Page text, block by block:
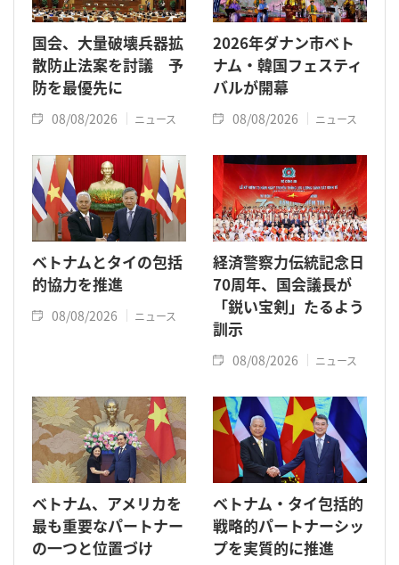
国会、大量破壊兵器拡
散防止法案を討議 予
防を最優先に
08/08/2026 ニュース
2026年ダナン市ベト
ナム・韓国フェスティ
バルが開幕
08/08/2026 ニュース
ベトナムとタイの包括
的協力を推進
08/08/2026 ニュース
経済警察力伝統記念日
70周年、国会議長が
「鋭い宝剣」たるよう
訓示
08/08/2026 ニュース
ベトナム、アメリカを
最も重要なパートナー
の一つと位置づけ
ベトナム・タイ包括的
戦略的パートナーシッ
プを実質的に推進